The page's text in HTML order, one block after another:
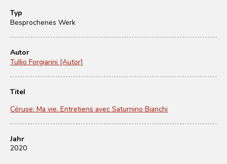
Typ
Besprochenes Werk
Autor
Tullio Forgiarini [Autor]
Titel
Céruse: Ma vie. Entretiens avec Saturnino Bianchi
Jahr
2020